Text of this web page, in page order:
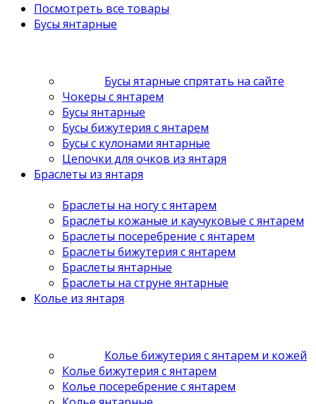
Посмотреть все товары
Бусы янтарные
Бусы ятарные спрятать на сайте
Чокеры с янтарем
Бусы янтарные
Бусы бижутерия с янтарем
Бусы с кулонами янтарные
Цепочки для очков из янтаря
Браслеты из янтаря
Браслеты на ногу с янтарем
Браслеты кожаные и каучуковые с янтарем
Браслеты посеребрение с янтарем
Браслеты бижутерия с янтарем
Браслеты янтарные
Браслеты на струне янтарные
Колье из янтаря
Колье бижутерия с янтарем и кожей
Колье бижутерия с янтарем
Колье посеребрение с янтарем